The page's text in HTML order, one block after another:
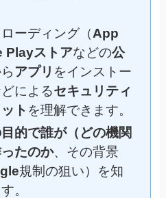
ーディング（App
Playストアなどの公
アプリ をインストー
によるセキュリティ
ト を理解できます。
的で誰が（どの機関
たのか、その背景
規制の狙い）を知
。